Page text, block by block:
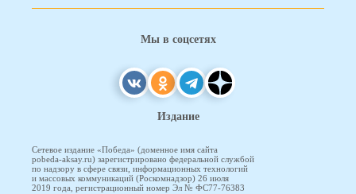
Мы в соцсетях
Издание
Сетевое издание «Победа» (доменное имя сайта
pobeda-aksay.ru) зарегистрировано федеральной службой
по надзору в сфере связи, информационных технологий
и массовых коммуникаций (Роскомнадзор) 26 июля
2019 года, регистрационный номер Эл № ФС77-76383